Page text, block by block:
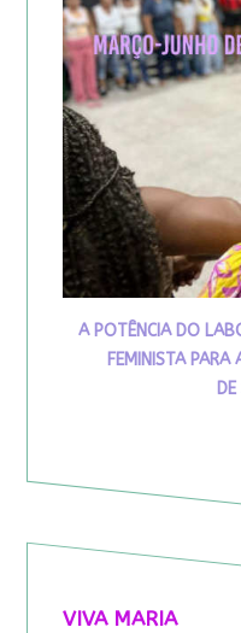
A POTÊNCIA DO
FEMINISTA
VIVA MARIA